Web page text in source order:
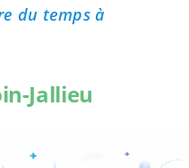
du temps à
Jallieu